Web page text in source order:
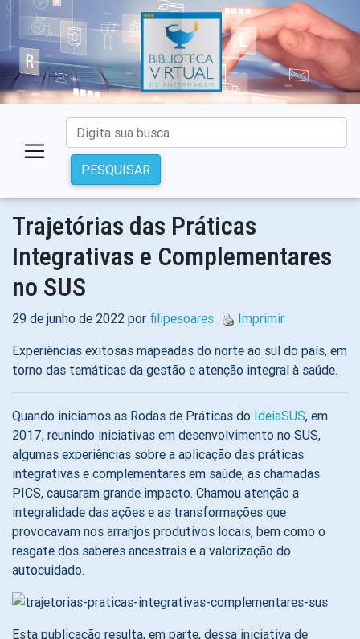
PESQUISAR
Trajetórias das Práticas
Integrativas e Complementares
no SUS
29 de junho de 2022 por filipesoares
Imprimir
Experiências exitosas mapeadas do norte ao sul do país, em
torno das temáticas da gestão e atenção integral à saúde.
Quando iniciamos as Rodas de Práticas do IdeiaSUS, em
2017, reunindo iniciativas em desenvolvimento no SUS,
algumas experiências sobre a aplicação das práticas
integrativas e complementares em saúde, as chamadas
PICS, causaram grande impacto. Chamou atenção a
integralidade das ações e as transformações que
provocavam nos arranjos produtivos locais, bem como o
resgate dos saberes ancestrais e a valorização do
autocuidado.
Esta publicação resulta, em parte, dessa iniciativa de